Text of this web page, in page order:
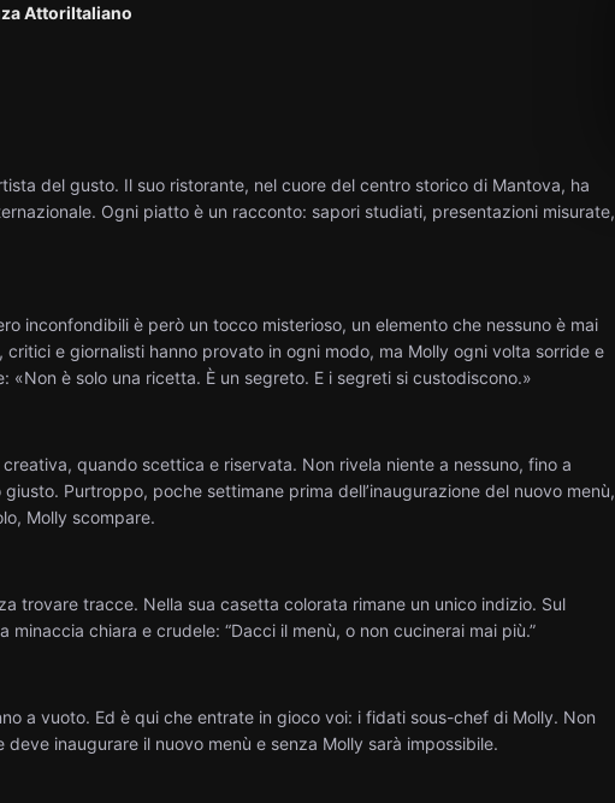
AttoriItaliano
del gusto. Il suo ristorante, nel cuore del centro storico di Mantova, ha
Ogni piatto è un racconto: sapori studiati, presentazioni misurate,
inconfondibili è però un tocco misterioso, un elemento che nessuno è mai
critici e giornalisti hanno provato in ogni modo, ma Molly ogni volta sorride e
«Non è solo una ricetta. È un segreto. E i segreti si custodiscono.»
quando scettica e riservata. Non rivela niente a nessuno, fino a
Purtroppo, poche settimane prima dell’inaugurazione del nuovo menù,
Molly scompare.
trovare tracce. Nella sua casetta colorata rimane un unico indizio. Sul
chiara e crudele: “Dacci il menù, o non cucinerai mai più.”
a vuoto. Ed è qui che entrate in gioco voi: i fidati sous-chef di Molly. Non
inaugurare il nuovo menù e senza Molly sarà impossibile.